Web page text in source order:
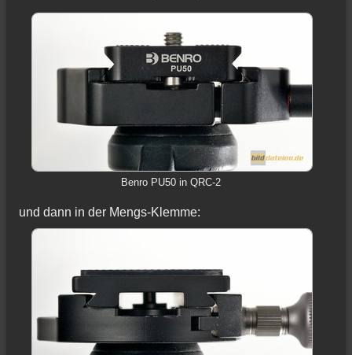
Benro PU50 in QRC-2
und dann in der Mengs-Klemme: